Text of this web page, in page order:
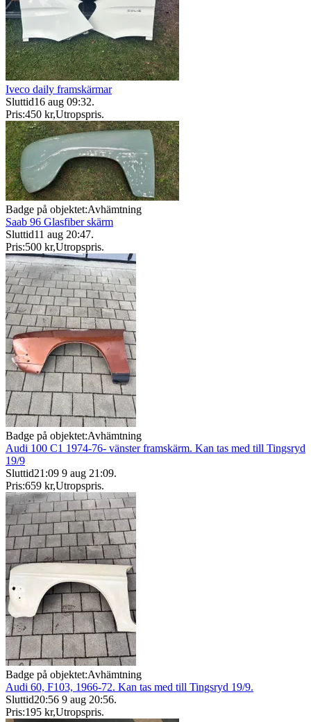
Iveco daily framskärmar
Sluttid16 aug 09:32.
Pris:450 kr,Utropspris.
Badge på objektet:Avhämtning
Saab 96 Glasfiber skärm
Sluttid11 aug 20:47.
Pris:500 kr,Utropspris.
Badge på objektet:Avhämtning
Audi 100 C1 1974-76- vänster framskärm. Kan tas med till Tingsryd
19/9
Sluttid21:09 9 aug 21:09.
Pris:659 kr,Utropspris.
Badge på objektet:Avhämtning
Audi 60, F103, 1966-72. Kan tas med till Tingsryd 19/9.
Sluttid20:56 9 aug 20:56.
Pris:195 kr,Utropspris.